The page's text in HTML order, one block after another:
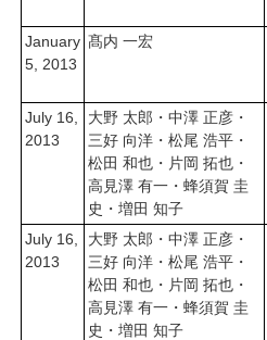
January
5, 2013
髙内 一宏
July 16,
2013
大野 太郎・中澤 正彦・
三好 向洋・松尾 浩平・
松田 和也・片岡 拓也・
高見澤 有一・蜂須賀 圭
史・増田 知子
July 16,
2013
大野 太郎・中澤 正彦・
三好 向洋・松尾 浩平・
松田 和也・片岡 拓也・
高見澤 有一・蜂須賀 圭
史・増田 知子